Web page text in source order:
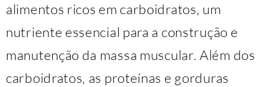
alimentos ricos em carboidratos, um
nutriente essencial para a construção e
manutenção da massa muscular. Além dos
carboidratos, as proteínas e gorduras